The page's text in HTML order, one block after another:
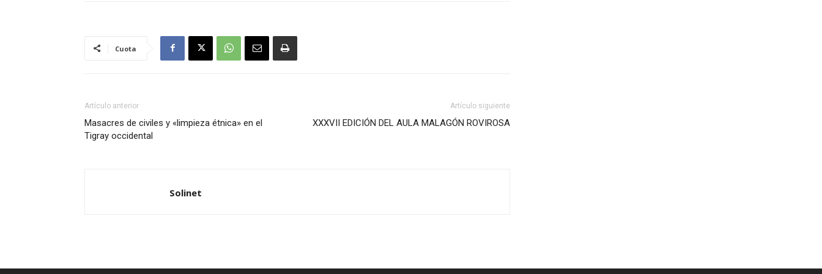
Cuota
Artículo anterior
Masacres de civiles y «limpieza étnica» en el
Tigray occidental
Artículo siguiente
XXXVII EDICIÓN DEL AULA MALAGÓN ROVIROSA
Solinet